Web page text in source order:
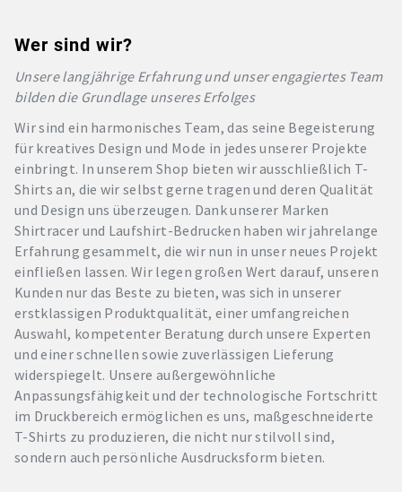
Wer sind wir?
Unsere langjährige Erfahrung und unser engagiertes Team
bilden die Grundlage unseres Erfolges
Wir sind ein harmonisches Team, das seine Begeisterung
für kreatives Design und Mode in jedes unserer Projekte
einbringt. In unserem Shop bieten wir ausschließlich T-
Shirts an, die wir selbst gerne tragen und deren Qualität
und Design uns überzeugen. Dank unserer Marken
Shirtracer und Laufshirt-Bedrucken haben wir jahrelange
Erfahrung gesammelt, die wir nun in unser neues Projekt
einfließen lassen. Wir legen großen Wert darauf, unseren
Kunden nur das Beste zu bieten, was sich in unserer
erstklassigen Produktqualität, einer umfangreichen
Auswahl, kompetenter Beratung durch unsere Experten
und einer schnellen sowie zuverlässigen Lieferung
widerspiegelt. Unsere außergewöhnliche
Anpassungsfähigkeit und der technologische Fortschritt
im Druckbereich ermöglichen es uns, maßgeschneiderte
T-Shirts zu produzieren, die nicht nur stilvoll sind,
sondern auch persönliche Ausdrucksform bieten.